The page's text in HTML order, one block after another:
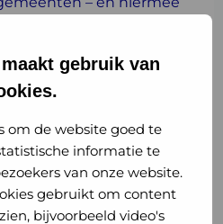
gebruik van
om de website goed te
informatie te
van onze website.
gebruikt om content
bijvoorbeeld video's
en een goede
dat dit ten koste gaat
in een regio.
Jonker Instituut
sluiten naadloos aan
die GGD